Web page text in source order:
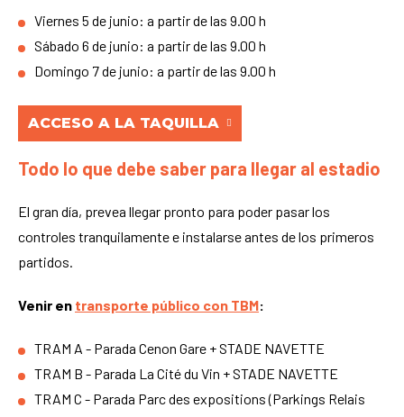
Viernes 5 de junio: a partir de las 9.00 h
Sábado 6 de junio: a partir de las 9.00 h
Domingo 7 de junio: a partir de las 9.00 h
ACCESO A LA TAQUILLA
Todo lo que debe saber para llegar al estadio
El gran día, prevea llegar pronto para poder pasar los
controles tranquilamente e instalarse antes de los primeros
partidos.
Venir en transporte público con TBM:
TRAM A - Parada Cenon Gare + STADE NAVETTE
TRAM B - Parada La Cité du Vin + STADE NAVETTE
TRAM C - Parada Parc des expositions (Parkings Relais